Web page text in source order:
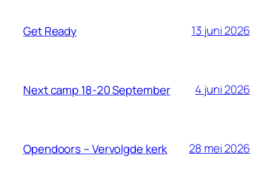
Get Ready 13 juni 2026
Next camp 18-20 September 4 juni 2026
Opendoors – Vervolgde kerk 28 mei 2026